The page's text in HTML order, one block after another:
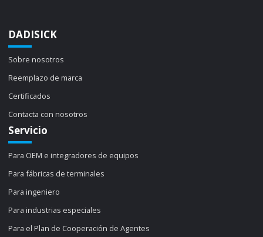
DADISICK
Sobre nosotros
Reemplazo de marca
Certificados
Contacta con nosotros
Servicio
Para OEM e integradores de equipos
Para fábricas de terminales
Para ingeniero
Para industrias especiales
Para el Plan de Cooperación de Agentes